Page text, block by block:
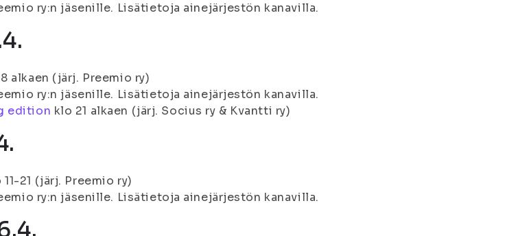
ry:n jäsenille. Lisätietoja ainejärjestön kanavilla.
alkaen (järj. Preemio ry)
ry:n jäsenille. Lisätietoja ainejärjestön kanavilla.
edition klo 21 alkaen (järj. Socius ry & Kvantti ry)
21 (järj. Preemio ry)
ry:n jäsenille. Lisätietoja ainejärjestön kanavilla.